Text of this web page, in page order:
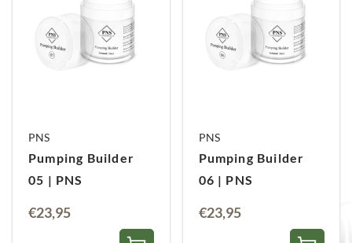
PNS
Pumping Builder
05 | PNS
€23,95
PNS
Pumping Builder
06 | PNS
€23,95